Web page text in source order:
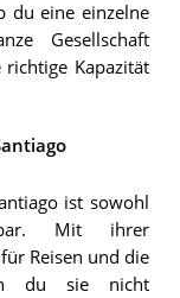
du eine einzelne
Gesellschaft
Kapazität
ist sowohl
Mit ihrer
Reisen und die
du sie nicht